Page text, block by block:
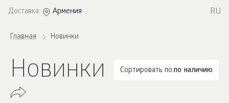
Доставка: Армения RU
Главная Новинки
Новинки Сортировать по:по наличию